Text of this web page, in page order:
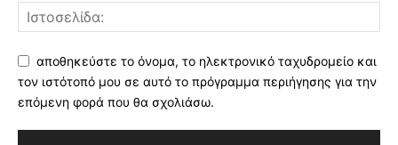
αποθηκεύστε το όνομα, το ηλεκτρονικό ταχυδρομείο και
τον ιστότοπό μου σε αυτό το πρόγραμμα περιήγησης για την
επόμενη φορά που θα σχολιάσω.